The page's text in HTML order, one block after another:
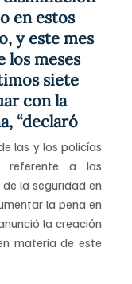
en estos
y este mes
los meses
siete
con la
“declaró
las y los policías
referente a las
la seguridad en
la pena en
la creación
materia de este